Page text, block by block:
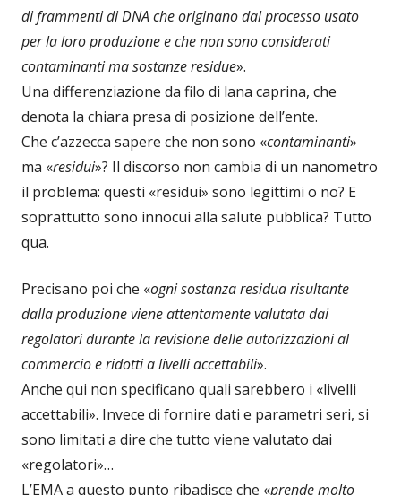
di frammenti di DNA che originano dal processo usato
per la loro produzione e che non sono considerati
contaminanti ma sostanze residue».
Una differenziazione da filo di lana caprina, che
denota la chiara presa di posizione dell’ente.
Che c’azzecca sapere che non sono «contaminanti»
ma «residui»? Il discorso non cambia di un nanometro
il problema: questi «residui» sono legittimi o no? E
soprattutto sono innocui alla salute pubblica? Tutto
qua.
Precisano poi che «ogni sostanza residua risultante
dalla produzione viene attentamente valutata dai
regolatori durante la revisione delle autorizzazioni al
commercio e ridotti a livelli accettabili».
Anche qui non specificano quali sarebbero i «livelli
accettabili». Invece di fornire dati e parametri seri, si
sono limitati a dire che tutto viene valutato dai
«regolatori»…
L’EMA a questo punto ribadisce che «prende molto